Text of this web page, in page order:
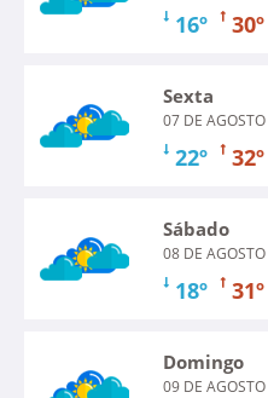
16º 30º
Sexta
07 DE AGOSTO
22º 32º
Sábado
08 DE AGOSTO
18º 31º
Domingo
09 DE AGOSTO